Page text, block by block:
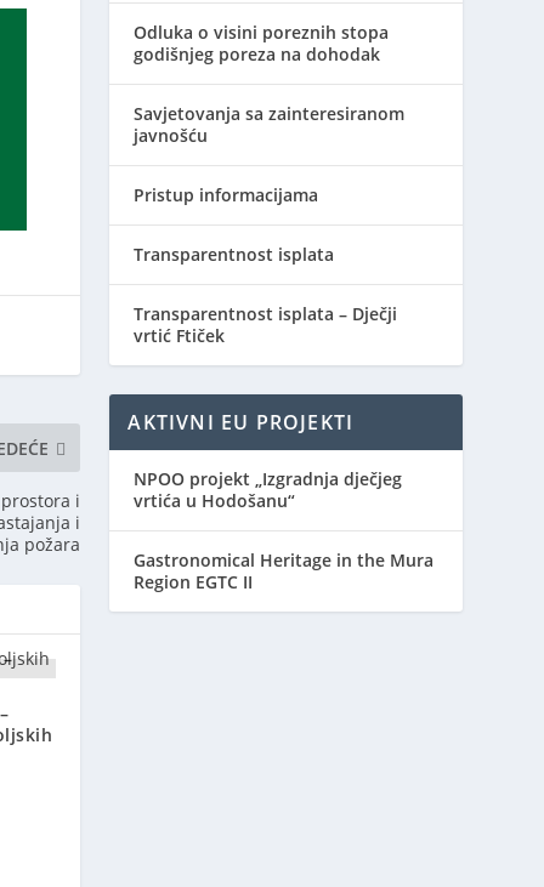
i
i
požara
Odluka o visini poreznih stopa
godišnjeg poreza na dohodak
Savjetovanja sa zainteresiranom
javnošću
Pristup informacijama
Transparentnost isplata
Transparentnost isplata – Dječji
vrtić Ftiček
AKTIVNI EU PROJEKTI
NPOO projekt „Izgradnja dječjeg
vrtića u Hodošanu“
Gastronomical Heritage in the Mura
Region EGTC II